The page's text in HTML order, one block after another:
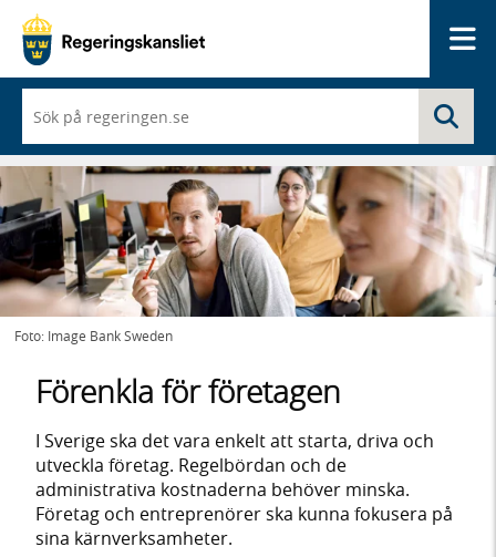
du
börjar
skriva
framträder
en
lista
med
sökförslag
Foto: Image Bank Sweden
Förenkla för företagen
I Sverige ska det vara enkelt att starta, driva och
utveckla företag. Regelbördan och de
administrativa kostnaderna behöver minska.
Företag och entreprenörer ska kunna fokusera på
sina kärnverksamheter.